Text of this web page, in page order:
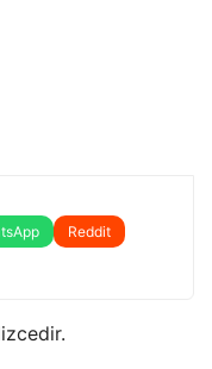
Reddit